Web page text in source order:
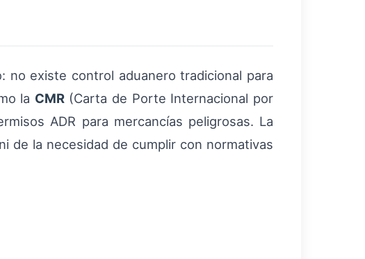
no existe control aduanero tradicional para
la CMR(Carta de Porte Internacional por
ADR para mercancías peligrosas. La
de la necesidad de cumplir con normativas